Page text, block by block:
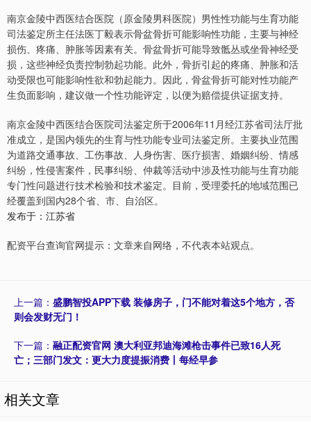
南京金陵中西医结合医院（原金陵男科医院）男性性功能与生育功能
司法鉴定所主任法医丁毅表示骨盆骨折可能影响性功能，主要与神经
损伤、疼痛、肿胀等因素有关。骨盆骨折可能导致骶丛或坐骨神经受
损，这些神经负责控制勃起功能。此外，骨折引起的疼痛、肿胀和活
动受限也可能影响性欲和勃起能力。因此，骨盆骨折可能对性功能产
生负面影响，建议做一个性功能评定，以便为赔偿提供证据支持。
南京金陵中西医结合医院司法鉴定所于2006年11月经江苏省司法厅批
准成立，是国内领先的生育与性功能专业司法鉴定所。主要执业范围
为道路交通事故、工伤事故、人身伤害、医疗损害、婚姻纠纷、情感
纠纷，性侵害案件，民事纠纷、仲裁等活动中涉及性功能与生育功能
专门性问题进行技术检验和技术鉴定。目前，受理委托的地域范围已
经覆盖到国内28个省、市、自治区。
发布于：江苏省
配资平台查询官网提示：文章来自网络，不代表本站观点。
上一篇： 盛鹏智投APP下载 装修房子，门不能对着这5个地方，否
则会发财无门！
下一篇： 融正配资官网 澳大利亚邦迪海滩枪击事件已致16人死
亡；三部门发文：更大力度提振消费丨每经早参
相关文章